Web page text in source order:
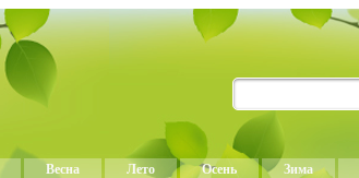
Весна Лето Осень Зима